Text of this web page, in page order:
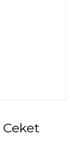
Ceket